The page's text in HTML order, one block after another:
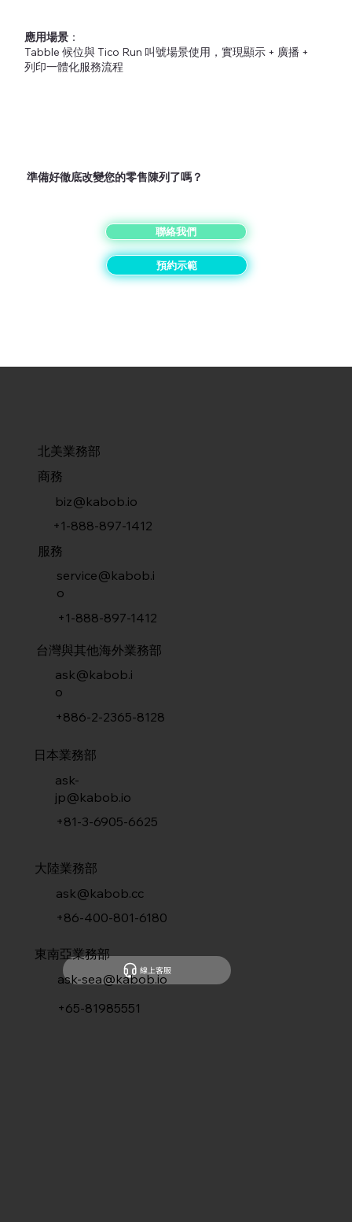
準備好徹底改變您的零售陳列了嗎？
聯絡我們
預約示範
線上客服
北美業務部
商務
biz@kabob.io
+1-888-897-1412
服務
service@kabob.i
o
+1-888-897-1412
台灣與其他海外業務部
ask@kabob.i
o
+886-2-2365-8128
日本業務部
ask-
jp@kabob.io
+81-3-6905-6625
大陸業務部
ask@kabob.cc
+86-400-801-6180
東南亞業務部
ask-sea@kabob.io
+65-81985551
應用場景：
Tabble 候位與 Tico Run 叫號場景使用，實現顯示 + 廣播 +
列印一體化服務流程